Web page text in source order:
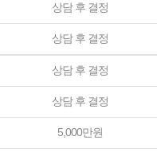
상담 후 결정
상담 후 결정
상담 후 결정
상담 후 결정
5,000만원